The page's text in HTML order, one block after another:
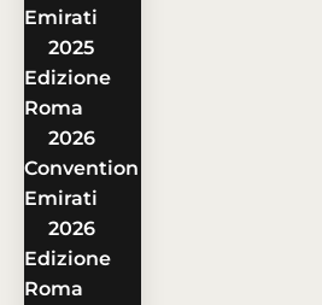
Emirati
2025
Edizione
Roma
2026
Convention
Emirati
2026
Edizione
Roma